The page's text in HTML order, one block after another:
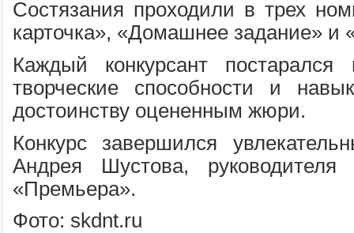
Состязания проходили в трех
карточка», «Домашнее задание» и
Каждый конкурсант постарался
творческие способности и
достоинству оцененным жюри.
Конкурс завершился
Андрея Шустова, руководителя
«Премьера».
Фото: skdnt.ru